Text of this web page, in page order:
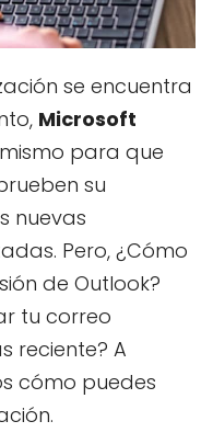
se encuentra
Microsoft
para que
su
nuevas
Pero, ¿Cómo
de Outlook?
tu correo
reciente? A
cómo puedes